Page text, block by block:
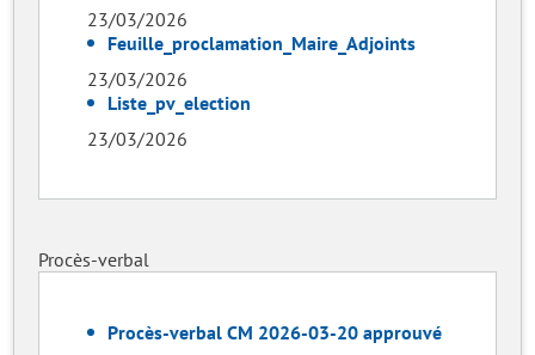
23/03/2026
Feuille_proclamation_Maire_Adjoints
23/03/2026
Liste_pv_election
23/03/2026
Procès-verbal
Procès-verbal CM 2026-03-20 approuvé